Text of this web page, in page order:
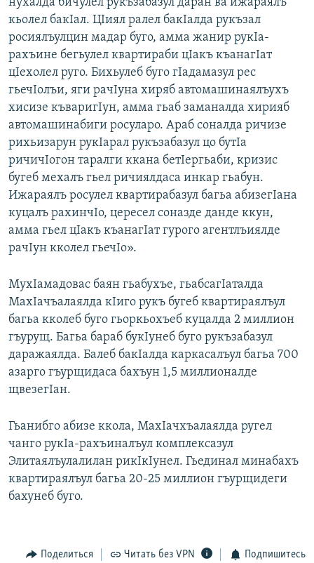
нухалда бичулел рукъзабазул даран ва ижараялъ
кьолел бакIал. ЦIиял ралел бакIалда рукъзал
росиялъулцин мадар буго, амма жанир рукIа-
рахъине бегьулел квартираби цIакъ къанагIат
цIехолел руго. Бихьулеб буго гIадамазул рес
гьечIолъи, яги рачIуна хиряб автомашинаялъухъ
хисизе къваригIун, амма гьаб заманалда хирияб
автомашинабиги росуларо. Араб соналда ричизе
рихьизарун рукIарал рукъзабазул цо бутIа
ричичIогон таралги ккана бетIергьаби, кризис
бугеб мехалъ гьел ричиялдаса инкар гьабун.
Ижараялъ росулел квартирабазул багьа абизегIана
куцалъ рахинчIо, цересел соназде данде ккун,
амма гьел цIакъ къанагIат гурого агентлъиялде
рачIун кколел гьечIо».
МухIамадовас баян гьабухъе, гьабсагIаталда
МахIачъалаялда кIиго рукъ бугеб квартираялъул
багьа кколеб буго гьоркьохъеб куцалда 2 миллион
гъурущ. Багьа бараб букIунеб буго рукъзабазул
даражаялда. Балеб бакIалда каркасалъул багьа 700
азарго гъурщидаса бахъун 1,5 миллионалде
щвезегIан.
Гьанибго абизе ккола, МахIачхъалаялда ругел
чанго рукIа-рахъиналъул комплексазул
Элитаялъулалилан рикIкIунел. Гьединал минабахъ
квартираялъул багьа 20-25 миллион гъурщидеги
бахунеб буго.
Поделиться Читать без VPN Подпишитесь